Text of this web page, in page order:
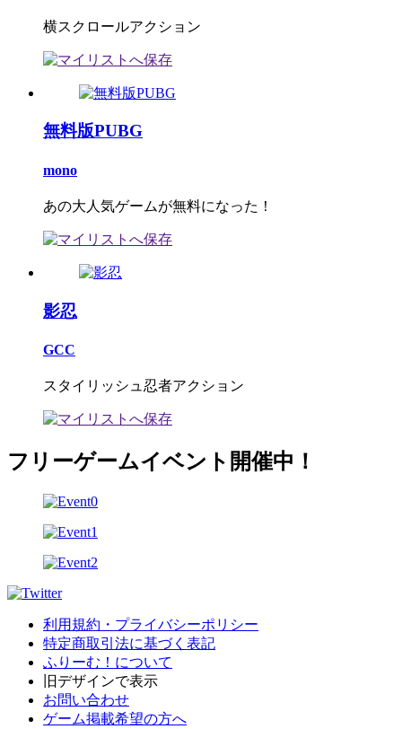
横スクロールアクション
無料版PUBG
mono
あの大人気ゲームが無料になった！
影忍
GCC
スタイリッシュ忍者アクション
フリーゲームイベント開催中！
利用規約・プライバシーポリシー
特定商取引法に基づく表記
ふりーむ！について
旧デザインで表示
お問い合わせ
ゲーム掲載希望の方へ